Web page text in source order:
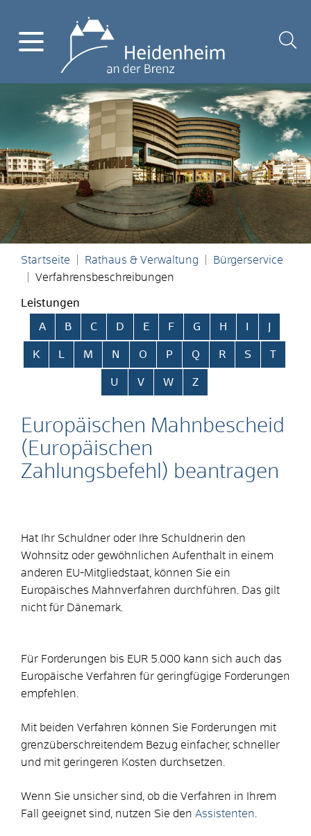
Startseite Rathaus & Verwaltung
Bürgerservice
Verfahrensbeschreibungen
Leistungen
Alphabetisches Register überspringen
A B C D E F G H
K L M N O P Q R S T
U V W Z
Europäischen Mahnbescheid
(Europäischen
Zahlungsbefehl) beantragen
Hat Ihr Schuldner oder Ihre Schuldnerin den
Wohnsitz oder gewöhnlichen Aufenthalt in einem
anderen EU-Mitgliedstaat, können Sie ein
Europäisches Mahnverfahren durchführen.
Das gilt
nicht für Dänemark.
Für Forderungen bis EUR 5.000 kann sich auch das
Europäische Verfahren für geringfügige Forderungen
empfehlen.
Mit beiden Verfahren können Sie Forderungen mit
grenzüberschreitendem Bezug einfacher, schneller
und mit geringeren Kosten durchsetzen.
Wenn Sie unsicher sind, ob die Verfahren in Ihrem
Fall geeignet sind, nutzen Sie den Assistenten